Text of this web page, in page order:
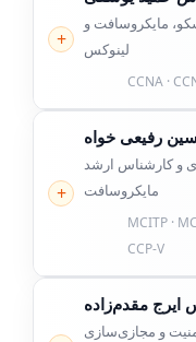
مایکروسافت و
لینوکس
CCNA ·
رفیعی خواه
و کارشناس ارشد
مایکروسافت
MCITP ·
CCP-V
ایرج مقدم‌زاده
و مجازی‌سازی